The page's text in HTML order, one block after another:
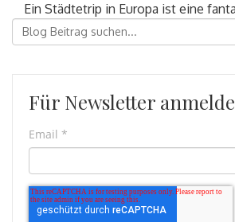
Ein Städtetrip in Europa ist eine
Dies ist ein Suchfeld mit einer
Für Newsletter
Email *